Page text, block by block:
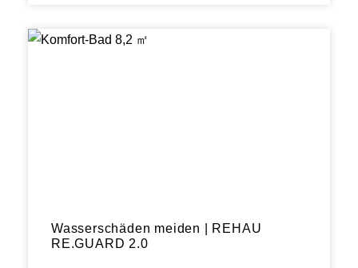
Wasserschäden meiden | REHAU
RE.GUARD 2.0